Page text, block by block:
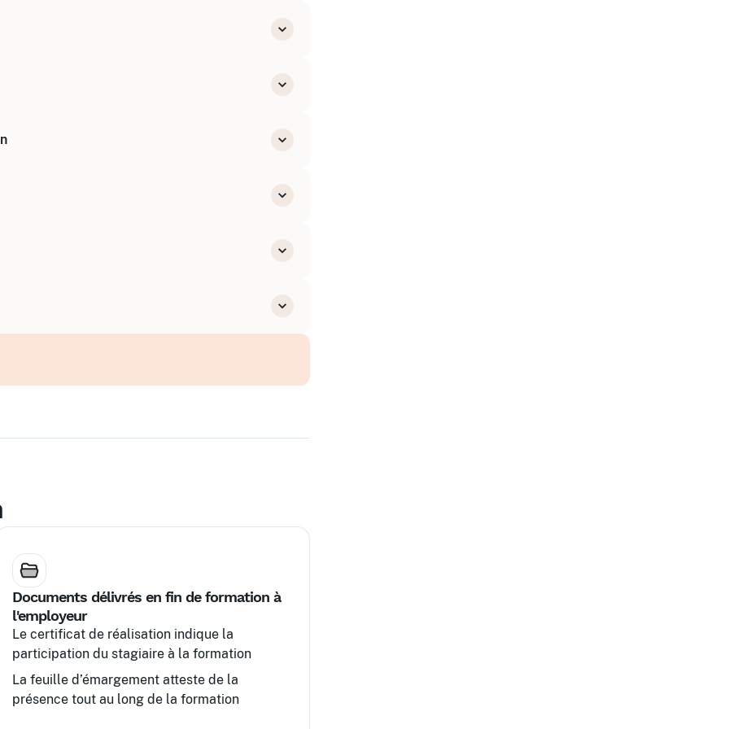
etc.)
efficace
Documents délivrés en fin de formation à
l'employeur
Le certificat de réalisation indique la
participation du stagiaire à la formation
La feuille d’émargement atteste de la
présence tout au long de la formation